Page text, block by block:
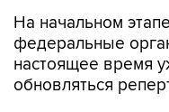
На начальном
федеральные
настоящее время
обновляться